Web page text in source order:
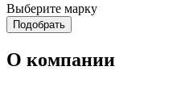
Read More...
Слайд 1
Выберите марку
О компании